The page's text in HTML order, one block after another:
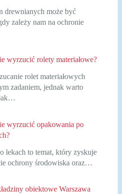
drewnianych może być
zależy nam na ochronie
wyrzucić rolety materiałowe?
rolet materiałowych
zadaniem, jednak warto
wyrzucić opakowania po
lekach to temat, który zyskuje
ochrony środowiska oraz…
obiektowe Warszawa